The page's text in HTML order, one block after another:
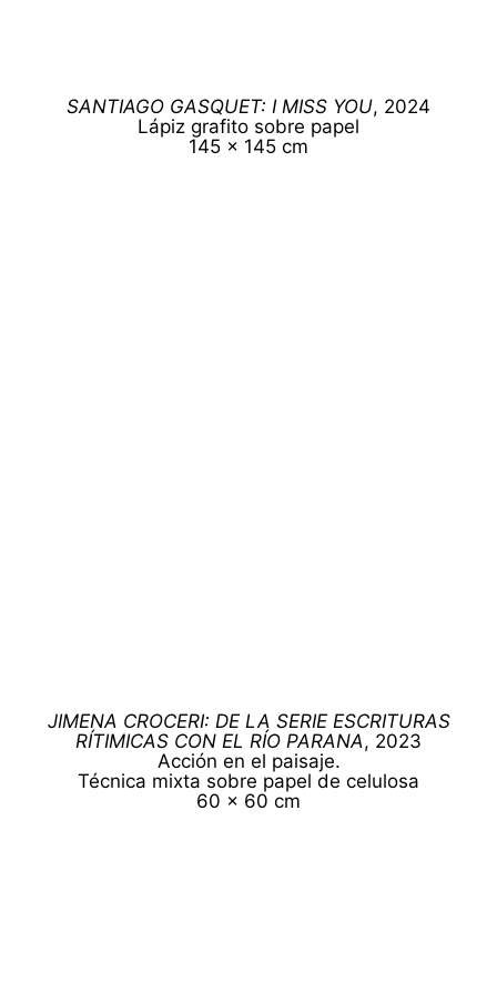
SANTIAGO GASQUET: I MISS YOU, 2024
Lápiz grafito sobre papel
145 x 145 cm
JIMENA CROCERI: DE LA SERIE ESCRITURAS
RÍTIMICAS CON EL RÍO PARANA, 2023
Acción en el paisaje.
Técnica mixta sobre papel de celulosa
60 x 60 cm